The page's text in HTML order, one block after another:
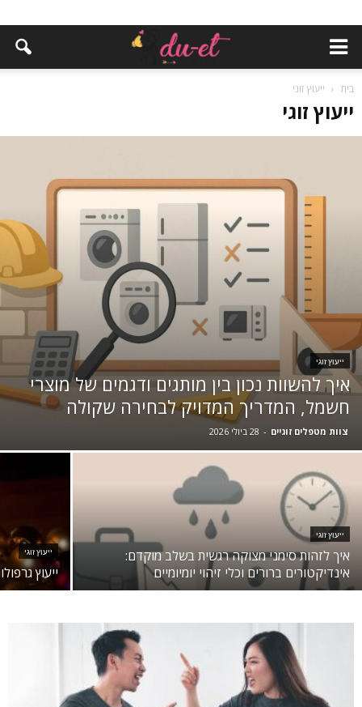
בית ייעוץ זוגי
ייעוץ זוגי
ייעוץ זוגי
איך להשוות נכון בין מותגים ודגמים של מוצרי
חשמל, המדריך המדויק לבחירה שקולה
צוות מטפלים זוגיים - 28 ביולי 2026
ייעוץ זוגי
איך לזהות סימני מצוקה רגשית בשלב מוקדם:
אינדיקטורים ברורים וכלי זיהוי יומיומיים
ייעוץ זוגי
ייעוץ